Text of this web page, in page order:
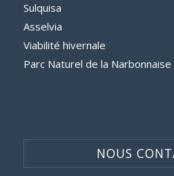
Sulquisa
Asselvia
Viabilité hivernale
Parc Naturel de la Narbonnaise
NOUS